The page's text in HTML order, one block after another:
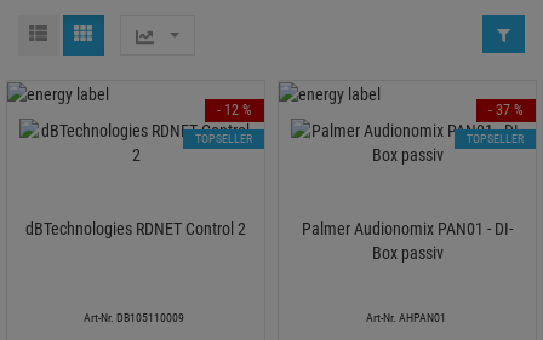
dBTechnologies RDNET Control 2
Art-Nr. DB105110009
- 12 %
TOPSELLER
Palmer Audionomix PAN01 - DI-
Box passiv
Art-Nr. AHPAN01
- 37 %
TOPSELLER